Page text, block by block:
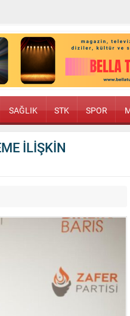
SAĞLIK STK SPOR
İLİŞKİN